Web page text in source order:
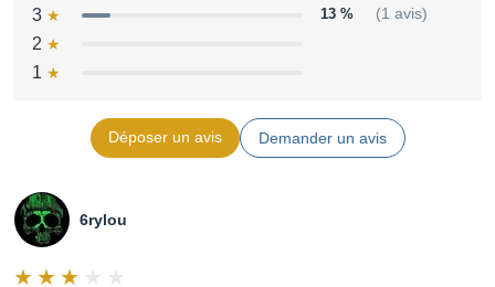
3 13 % (1 avis)
2
1
Déposer un avis Demander un avis
6rylou